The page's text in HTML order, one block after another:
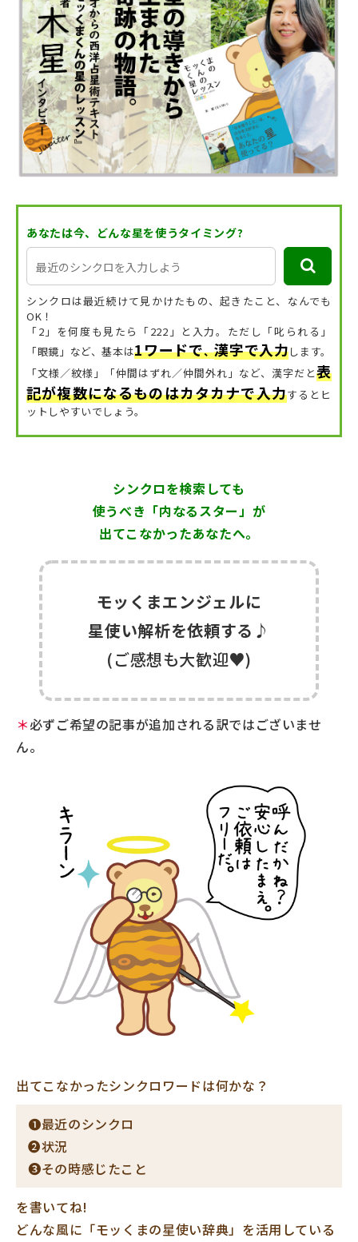
あなたは今、どんな星を使うタイミング?
シンクロは最近続けて見かけたもの、起きたこと、なんでも
OK！
「2」を何度も見たら「222」と入力。ただし「叱られる」
「眼鏡」など、基本は1ワードで、漢字で入力します。
「文様／紋様」「仲間はずれ／仲間外れ」など、漢字だと表
記が複数になるものはカタカナで入力するとヒ
ットしやすいでしょう。
シンクロを検索しても
使うべき「内なるスター」が
出てこなかったあなたへ。
モッくまエンジェルに
星使い解析を依頼する♪
(ご感想も大歓迎♥)
＊必ずご希望の記事が追加される訳ではございませ
ん。
出てこなかったシンクロワードは何かな？
❶最近のシンクロ
❷状況
❸その時感じたこと
を書いてね!
どんな風に「モッくまの星使い辞典」を活用している